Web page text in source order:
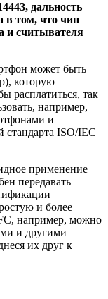
дальность
в том, что чип
и считывателя
может быть
которую
расплатиться, так
например,
и
стандарта ISO/IEC
применение
передавать
и более
например, можно
и другими
их друг к